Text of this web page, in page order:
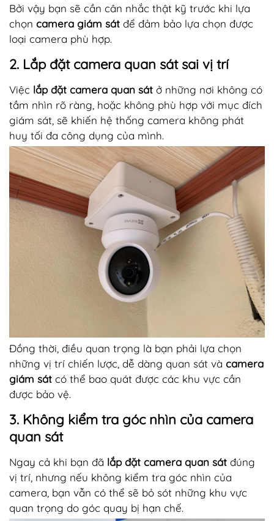
Bởi vậy bạn sẽ cần cân nhắc thật kỹ trước khi lựa
chọn camera giám sát để đảm bảo lựa chọn được
loại camera phù hợp.
2. Lắp đặt camera quan sát sai vị trí
Việc lắp đặt camera quan sát ở những nơi không có
tầm nhìn rõ ràng, hoặc không phù hợp với mục đích
giám sát, sẽ khiến hệ thống camera không phát
huy tối đa công dụng của mình.
Đồng thời, điều quan trọng là bạn phải lựa chọn
những vị trí chiến lược, dễ dàng quan sát và camera
giám sát có thể bao quát được các khu vực cần
được bảo vệ.
3. Không kiểm tra góc nhìn của camera
quan sát
Ngay cả khi bạn đã lắp đặt camera quan sát đúng
vị trí, nhưng nếu không kiểm tra góc nhìn của
camera, bạn vẫn có thể sẽ bỏ sót những khu vực
quan trọng do góc quay bị hạn chế.